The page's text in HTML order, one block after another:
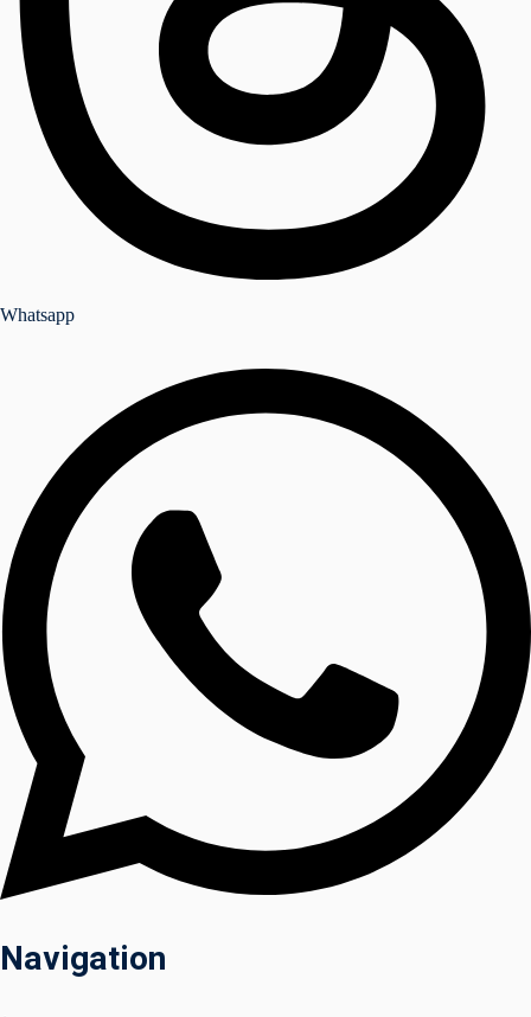
Whatsapp
Navigation